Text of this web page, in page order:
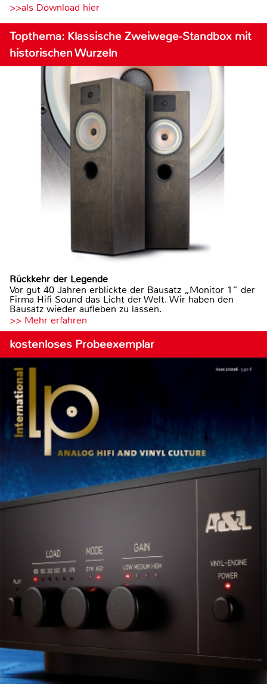
>>als Download hier
Topthema: Klassische Zweiwege-Standbox mit
historischen Wurzeln
Rückkehr der Legende
Vor gut 40 Jahren erblickte der Bausatz „Monitor 1“ der
Firma Hifi Sound das Licht der Welt. Wir haben den
Bausatz wieder aufleben zu lassen.
>> Mehr erfahren
kostenloses Probeexemplar